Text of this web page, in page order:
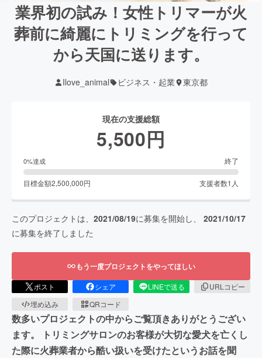
業界初の試み！女性トリマーが火
葬前に綺麗にトリミングを行って
から天国に送ります。
Ilove_animal ビジネス・起業 東京都
現在の支援総額
5,500円
0%達成 終了
目標金額2,500,000円 支援者数1 人
このプロジェクトは、 2021/08/19に募集を開始し、 2021/10/17
に募集を終了しました
もう一度プロジェクトをやってほしい
ポスト シェア LINEで送る
URLコピー
埋め込み
QRコード
数多いプロジェクトの中からご覧頂きありがとうござい
ます。 トリミングサロンのお客様が大切な愛犬を亡くし
た際に火葬業者から酷い扱いを受けたというお話を聞